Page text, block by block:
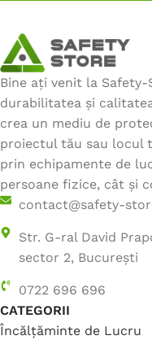
Bine ați venit la
durabilitatea și
crea un mediu de
proiectul tău sau locul
prin echipamente de
persoane fizice, cât și
contact@safety-
Str. G-ral David
sector 2, București
0722 696 696
CATEGORII
Încălțăminte de Lucru